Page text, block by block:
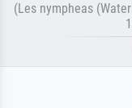
(Les nympheas